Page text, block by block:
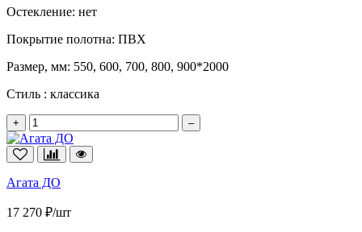
Остекление: нет
Покрытие полотна: ПВХ
Размер, мм: 550, 600, 700, 800, 900*2000
Стиль : классика
+ –
Агата ДО
17 270 ₽/шт